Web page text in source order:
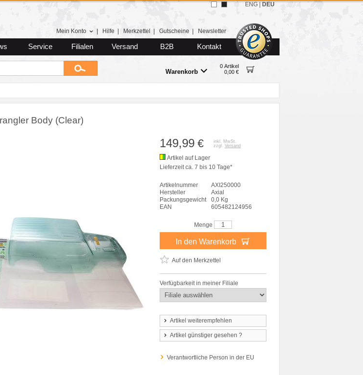
Mein Konto Hilfe Merkzettel Gutscheine Newsletter
Service Filialen Versand B2B Kontakt
Warenkorb
0 Artikel
0,00 €
ENG DEU
Body (Clear)
149,99 €
inkl. MwSt.
zzgl. Versand
Artikel auf Lager
Lieferzeit ca. 7 bis 10 Tage*
Artikelnummer
AXI250000
Hersteller
Axial
Packungsgewicht
0,0 Kg
EAN
605482124956
Menge
In den Warenkorb
Auf den Merkzettel
Verfügbarkeit in meiner Filiale
Artikel weiterempfehlen
Artikel günstiger gesehen ?
Verantwortliche Person in der EU